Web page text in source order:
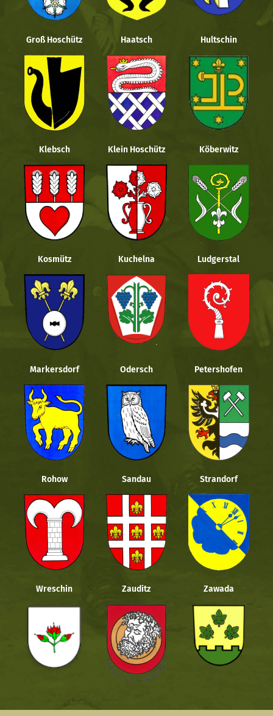
Groß Hoschütz Haatsch Hultschin
Klebsch Klein Hoschütz Köberwitz
Kosmütz Kuchelna Ludgerstal
Markersdorf Odersch Petershofen
Rohow Sandau Strandorf
Wreschin Zauditz Zawada